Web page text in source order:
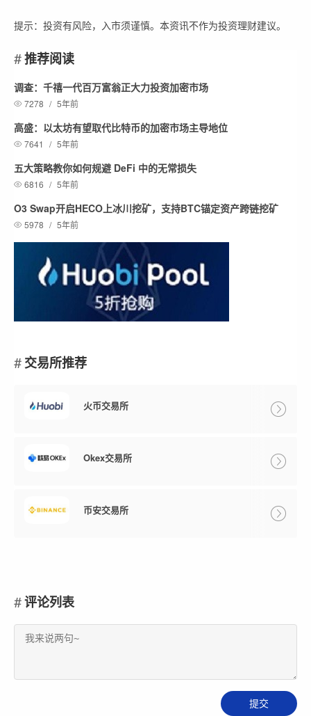
提示：投资有风险，入市须谨慎。本资讯不作为投资理财建议。
推荐阅读
调查：千禧一代百万富翁正大力投资加密市场
7278 / 5年前
高盛：以太坊有望取代比特币的加密市场主导地位
7641 / 5年前
五大策略教你如何规避 DeFi 中的无常损失
6816 / 5年前
O3 Swap开启HECO上冰川挖矿，支持BTC锚定资产跨链挖矿
5978 / 5年前
交易所推荐
火币交易所
Okex交易所
币安交易所
评论列表